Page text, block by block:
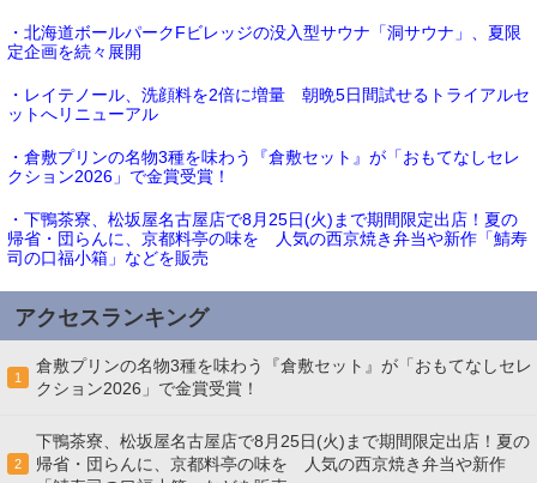
・北海道ボールパークFビレッジの没入型サウナ「洞サウナ」、夏限
定企画を続々展開
・レイテノール、洗顔料を2倍に増量 朝晩5日間試せるトライアルセ
ットへリニューアル
・倉敷プリンの名物3種を味わう『倉敷セット』が「おもてなしセレ
クション2026」で金賞受賞！
・下鴨茶寮、松坂屋名古屋店で8月25日(火)まで期間限定出店！夏の
帰省・団らんに、京都料亭の味を 人気の西京焼き弁当や新作「鯖寿
司の口福小箱」などを販売
アクセスランキング
1
倉敷プリンの名物3種を味わう『倉敷セット』が「おもてなしセレ
クション2026」で金賞受賞！
2
下鴨茶寮、松坂屋名古屋店で8月25日(火)まで期間限定出店！夏の
帰省・団らんに、京都料亭の味を 人気の西京焼き弁当や新作